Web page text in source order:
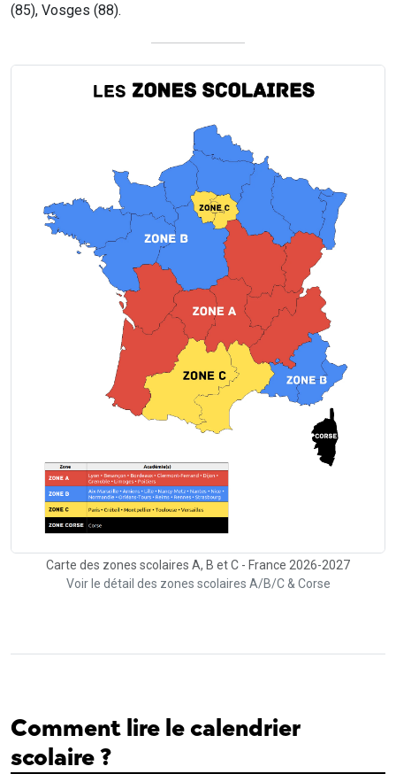
(85), Vosges (88).
Carte des zones scolaires A, B et C - France 2026-2027
Voir le détail des zones scolaires A/B/C & Corse
Comment lire le calendrier
scolaire ?